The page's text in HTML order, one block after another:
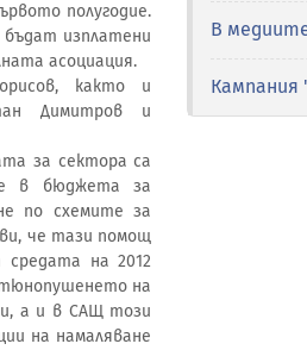
полугодие.
изплатени
асоциация.
както и
Димитров и
за сектора са
в бюджета за
по схемите за
че тази помощ
средата на 2012
на
а и в САЩ този
на намаляване
В
Кампания